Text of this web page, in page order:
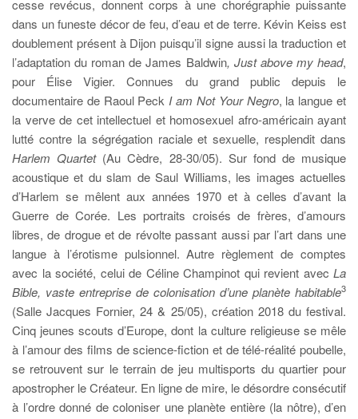
cesse revécus, donnent corps à une chorégraphie puissante
dans un funeste décor de feu, d’eau et de terre. Kévin Keiss est
doublement présent à Dijon puisqu’il signe aussi la traduction et
l’adaptation du roman de James Baldwin, Just above my head,
pour Élise Vigier. Connues du grand public depuis le
documentaire de Raoul Peck I am Not Your Negro, la langue et
la verve de cet intellectuel et homosexuel afro-américain ayant
lutté contre la ségrégation raciale et sexuelle, resplendit dans
Harlem Quartet (Au Cèdre, 28-30/05). Sur fond de musique
acoustique et du slam de Saul Williams, les images actuelles
d’Harlem se mêlent aux années 1970 et à celles d’avant la
Guerre de Corée. Les portraits croisés de frères, d’amours
libres, de drogue et de révolte passant aussi par l’art dans une
langue à l’érotisme pulsionnel. Autre règlement de comptes
avec la société, celui de Céline Champinot qui revient avec La
Bible, vaste entreprise de colonisation d’une planète habitable3
(Salle Jacques Fornier, 24 & 25/05), création 2018 du festival.
Cinq jeunes scouts d’Europe, dont la culture religieuse se mêle
à l’amour des films de science-fiction et de télé-réalité poubelle,
se retrouvent sur le terrain de jeu multisports du quartier pour
apostropher le Créateur. En ligne de mire, le désordre consécutif
à l’ordre donné de coloniser une planète entière (la nôtre), d’en